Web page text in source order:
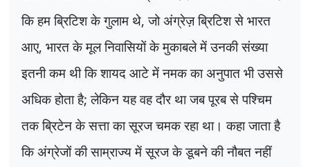
कि हम ब्रिटिश के गुलाम थे,जो अंग्रेज़ ब्रिटिश से भारत
आए, भारत के मूल निवासियों के मुकाबले में उनकी संख्या
इतनी कम थी कि शायद आटे में नमक का अनुपात भी उससे
अधिक होता है;लेकिन यह वह दौर था जब पूरब से पश्चिम
तक ब्रिटेन के सत्ता का सूरज चमक रहा था। कहा जाता है
कि अंग्रेजों की साम्राज्य में सूरज के डूबने की नौबत नहीं